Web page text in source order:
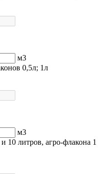
м3
0,5л; 1л
м3
10 литров, агро-флакона 1